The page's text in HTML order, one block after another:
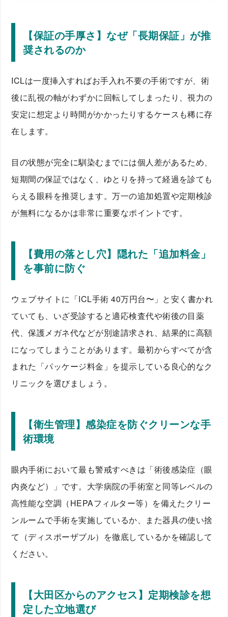
【保証の手厚さ】なぜ「長期保証」が推
奨されるのか
ICLは一度挿入すればお手入れ不要の手術ですが、術
後に乱視の軸がわずかに回転してしまったり、視力の
安定に想定より時間がかかったりするケースも稀に存
在します。
目の状態が完全に馴染むまでには個人差があるため、
短期間の保証ではなく、ゆとりを持って経過を診ても
らえる眼科を推奨します。万一の追加処置や定期検診
が無料になるかは非常に重要なポイントです。
【費用の落とし穴】隠れた「追加料金」
を事前に防ぐ
ウェブサイトに「ICL手術 40万円台〜」と安く書かれ
ていても、いざ受診すると適応検査代や術後の目薬
代、保護メガネ代などが別途請求され、結果的に高額
になってしまうことがあります。最初からすべてが含
まれた「パッケージ料金」を提示している良心的なク
リニックを選びましょう。
【衛生管理】感染症を防ぐクリーンな手
術環境
眼内手術において最も警戒すべきは「術後感染症（眼
内炎など）」です。大学病院の手術室と同等レベルの
高性能な空調（HEPAフィルター等）を備えたクリー
ンルームで手術を実施しているか、また器具の使い捨
て（ディスポーザブル）を徹底しているかを確認して
ください。
【大田区からのアクセス】定期検診を想
定した立地選び